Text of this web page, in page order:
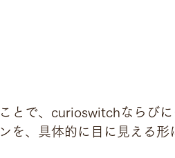
とで、curioswitchならび
を、具体的に目に見える形